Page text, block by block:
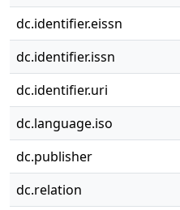
dc.identifier.eissn
dc.identifier.issn
dc.identifier.uri
dc.language.iso
dc.publisher
dc.relation